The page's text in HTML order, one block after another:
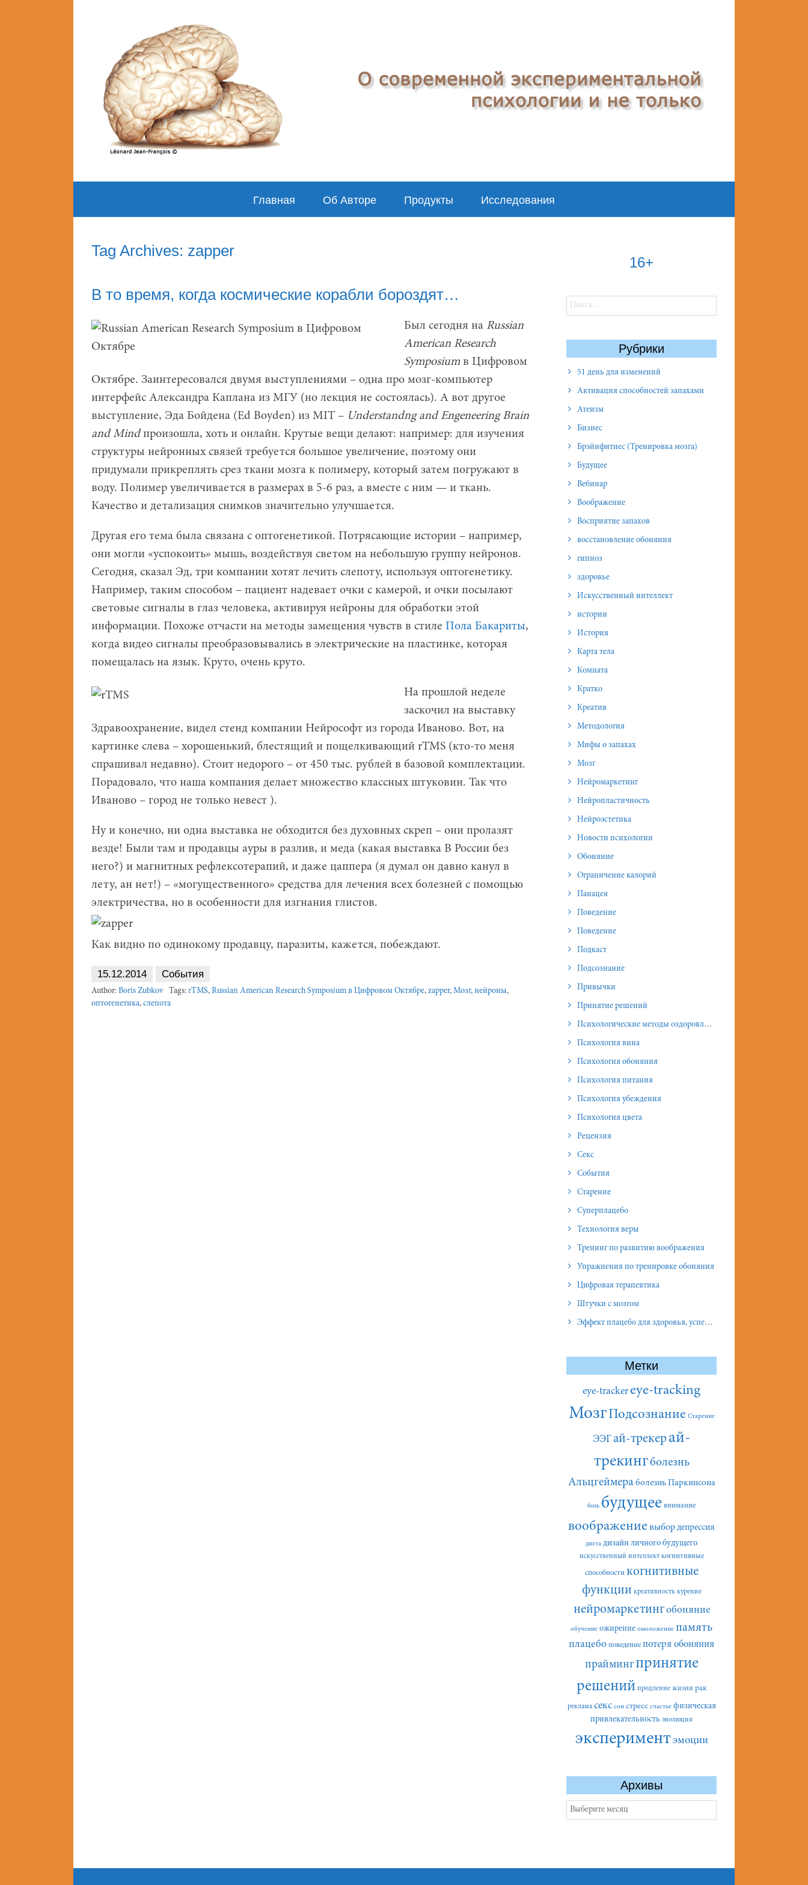
Главная Об Авторе Продукты Исследования
Tag Archives: zapper
В то время, когда космические корабли бороздят…
Был сегодня на Russian
American Research
Symposiumв Цифровом
Октябре. Заинтересовался двумя выступлениями – одна про мозг-компьютер
интерфейс Александра Каплана из МГУ (но лекция не состоялась). А вот другое
выступление, Эда Бойдена (Ed Boyden) из MIT – Understandng and Engeneering Brain
and Mindпроизошла, хоть и онлайн. Крутые вещи делают: например: для изучения
структуры нейронных связей требуется большое увеличение, поэтому они
придумали прикреплять срез ткани мозга к полимеру, который затем погружают в
воду. Полимер увеличивается в размерах в 5-6 раз, а вместе с ним — и ткань.
Качество и детализация снимков значительно улучшается.
Другая его тема была связана с оптогенетикой. Потрясающие истории – например,
они могли «успокоить» мышь, воздействуя светом на небольшую группу нейронов.
Сегодня, сказал Эд, три компании хотят лечить слепоту, используя оптогенетику.
Например, таким способом – пациент надевает очки с камерой, и очки посылают
световые сигналы в глаз человека, активируя нейроны для обработки этой
информации. Похоже отчасти на методы замещения чувств в стиле Пола Бакариты,
когда видео сигналы преобразовывались в электрические на пластинке, которая
помещалась на язык. Круто, очень круто.
На прошлой неделе
заскочил на выставку
Здравоохранение, видел стенд компании Нейрософт из города Иваново. Вот, на
картинке слева – хорошенький, блестящий и пощелкивающий rTMS (кто-то меня
спрашивал недавно). Стоит недорого – от 450 тыс. рублей в базовой комплектации.
Порадовало, что наша компания делает множество классных штуковин. Так что
Иваново – город не только невест ).
Ну и конечно, ни одна выставка не обходится без духовных скреп – они пролазят
везде! Были там и продавцы ауры в разлив, и меда (какая выставка В России без
него?) и магнитных рефлексотерапий, и даже цаппера (я думал он давно канул в
лету, ан нет!) – «могущественного» средства для лечения всех болезней с помощью
электричества, но в особенности для изгнания глистов.
Как видно по одинокому продавцу, паразиты, кажется, побеждают.
15.12.2014 События
Author: Boris Zubkov Tags: rTMS, Russian American Research Symposium в Цифровом Октябре, zapper, Мозг, нейроны,
оптогенетика, слепота
16+
Найти:
Рубрики
51 день для изменений
Активация способностей запахами
Атеизм
Бизнес
Брэйнфитнес (Тренировка мозга)
Будущее
Вебинар
Воображение
Восприятие запахов
восстановление обоняния
гипноз
здоровье
Искусственный интеллект
истории
История
Карта тела
Комната
Кратко
Креатив
Методология
Мифы о запахах
Мозг
Нейромаркетинг
Нейропластичность
Нейроэстетика
Новости психологии
Обоняние
Ограничение калорий
Панацея
Поведение
Поведение
Подкаст
Подсознание
Привычки
Принятие решений
Психологические методы оздоровления и омоложения
Психология вина
Психология обоняния
Психология питания
Психология убеждения
Психология цвета
Рецензия
Секс
События
Старение
Суперплацебо
Технология веры
Тренинг по развитию воображения
Упражнения по тренировке обоняния
Цифровая терапевтика
Штучки с мозгом
Эффект плацебо для здоровья, успеха и отношений
Метки
eye-tracker eye-tracking
МозгПодсознание Старение
ЭЭГай-трекерай-
трекингболезнь
Альцгеймера болезнь Паркинсона
боль будущее внимание
воображение выбор депрессия
диета дизайн личного будущего
искусственный интеллект когнитивные
способности когнитивные
функции креативность курение
нейромаркетингобоняние
обучение ожирение омоложение память
плацебо поведение потеря обоняния
праймингпринятие
решений продление жизни рак
реклама секс сон стресс счастье физическая
привлекательность эволюция
экспериментэмоции
Архивы
Архивы